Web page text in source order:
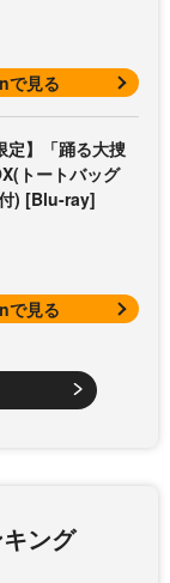
で見る
定】「踊る大捜
トートバッグ
付) [Blu-ray]
で見る
ング